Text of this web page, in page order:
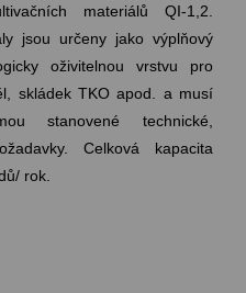
materiálů QI-1,2.
jsou určeny jako výplňový
oživitelnou vrstvu pro
skládek TKO apod. a musí
stanovené technické,
Celková kapacita
rok.